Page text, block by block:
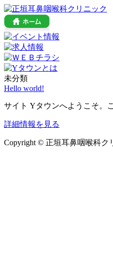
未分類
Hello world!
サイト Yタウンへようこそ。
詳細情報を見る
Copyright © 正垣耳鼻咽喉科ク